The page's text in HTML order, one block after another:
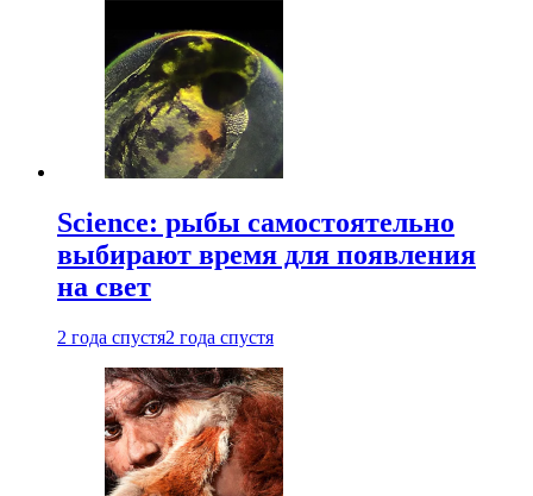
Science: рыбы самостоятельно
выбирают время для появления
на свет
2 года спустя2 года спустя